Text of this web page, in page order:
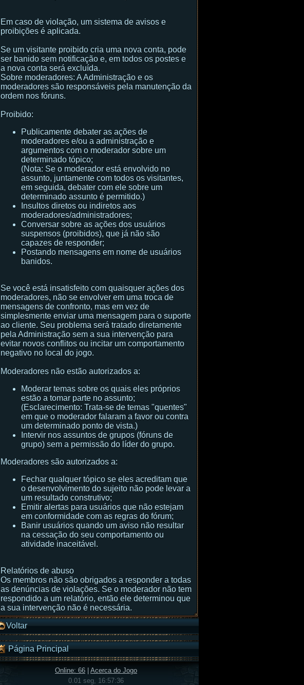
Em caso de violação, um sistema de avisos e
proibições é aplicada.
Se um visitante proibido cria uma nova conta, pode
ser banido sem notificação e, em todos os postes e
a nova conta será excluída.
Sobre moderadores: A Administração e os
moderadores são responsáveis ​​pela manutenção da
ordem nos fóruns.
Proibido:
Publicamente debater as ações de
moderadores e/ou a administração e
argumentos com o moderador sobre um
determinado tópico;
(Nota: Se o moderador está envolvido no
assunto, juntamente com todos os visitantes,
em seguida, debater com ele sobre um
determinado assunto é permitido.)
Insultos diretos ou indiretos aos
moderadores/administradores;
Conversar sobre as ações dos usuários
suspensos (proibidos), que já não são
capazes de responder;
Postando mensagens em nome de usuários
banidos.
Se você está insatisfeito com quaisquer ações dos
moderadores, não se envolver em uma troca de
mensagens de confronto, mas em vez de
simplesmente enviar uma mensagem para o suporte
ao cliente. Seu problema será tratado diretamente
pela Administração sem a sua intervenção para
evitar novos conflitos ou incitar um comportamento
negativo no local do jogo.
Moderadores não estão autorizados a:
Moderar temas sobre os quais eles próprios
estão a tomar parte no assunto;
(Esclarecimento: Trata-se de temas "quentes"
em que o moderador falaram a favor ou contra
um determinado ponto de vista.)
Intervir nos assuntos de grupos (fóruns de
grupo) sem a permissão do líder do grupo.
Moderadores são autorizados a:
Fechar qualquer tópico se eles acreditam que
o desenvolvimento do sujeito não pode levar a
um resultado construtivo;
Emitir alertas para usuários que não estejam
em conformidade com as regras do fórum;
Banir usuários quando um aviso não resultar
na cessação do seu comportamento ou
atividade inaceitável.
Relatórios de abuso
Os membros não são obrigados a responder a todas
as denúncias de violações. Se o moderador não tem
respondido a um relatório, então ele determinou que
a sua intervenção não é necessária.
Voltar
Página Principal
Online: 66
Acerca do Jogo
0.01 seg, 16:57:36